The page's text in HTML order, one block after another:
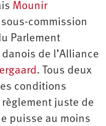
Mounir
commission
Parlement
de l’Alliance
. Tous deux
conditions
juste de
puisse au moins